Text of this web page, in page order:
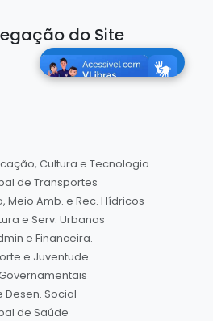
do Site
Cultura e Tecnologia.
de Transportes
Meio Amb. e Rec. Hídricos
e Serv. Urbanos
e Financeira.
e Juventude
Desen. Social
de Saúde